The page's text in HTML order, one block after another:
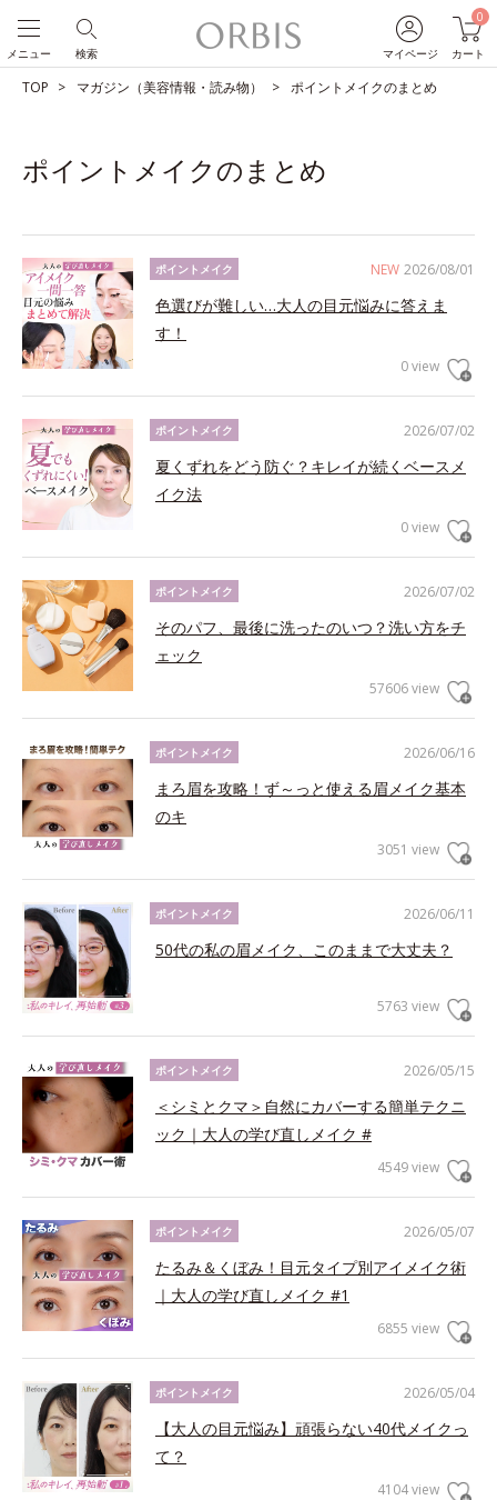
マイページ
0
カート
検索
メニュー
TOP マガジン（美容情報・読み物） ポイントメイクのまとめ
ポイントメイクのまとめ
NEW 2026/08/01
ポイントメイク
色選びが難しい…大人の目元悩みに答えま
す！
0 view
2026/07/02
ポイントメイク
夏くずれをどう防ぐ？キレイが続くベースメ
イク法
0 view
2026/07/02
ポイントメイク
そのパフ、最後に洗ったのいつ？洗い方をチ
ェック
57606 view
2026/06/16
ポイントメイク
まろ眉を攻略！ず～っと使える眉メイク基本
のキ
3051 view
2026/06/11
ポイントメイク
50代の私の眉メイク、このままで大丈夫？
5763 view
2026/05/15
ポイントメイク
＜シミとクマ＞自然にカバーする簡単テクニ
ック｜大人の学び直しメイク #
4549 view
2026/05/07
ポイントメイク
たるみ＆くぼみ！目元タイプ別アイメイク術
｜大人の学び直しメイク #1
6855 view
2026/05/04
ポイントメイク
【大人の目元悩み】頑張らない40代メイクっ
て？
4104 view